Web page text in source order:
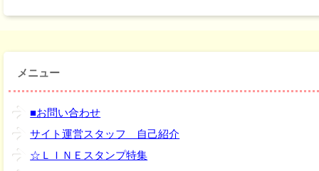
メニュー
■お問い合わせ
サイト運営スタッフ 自己紹介
☆ＬＩＮＥスタンプ特集